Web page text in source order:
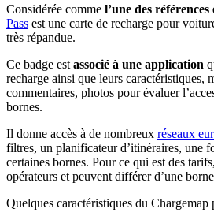
Considérée comme l’une des
Pass est une carte de recharge pour
très répandue.
Ce badge est associé à une application
recharge ainsi que leurs caractéristiques,
commentaires, photos pour évaluer
bornes.
Il donne accès à de nombreux réseaux
filtres, un planificateur d’itinéraires, une
certaines bornes. Pour ce qui est des
opérateurs et peuvent différer d’une
Quelques caractéristiques du Chargemap